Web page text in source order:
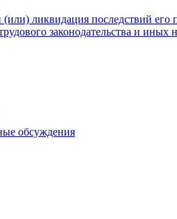
ликвидация последствий его
законодательства и
обсуждения